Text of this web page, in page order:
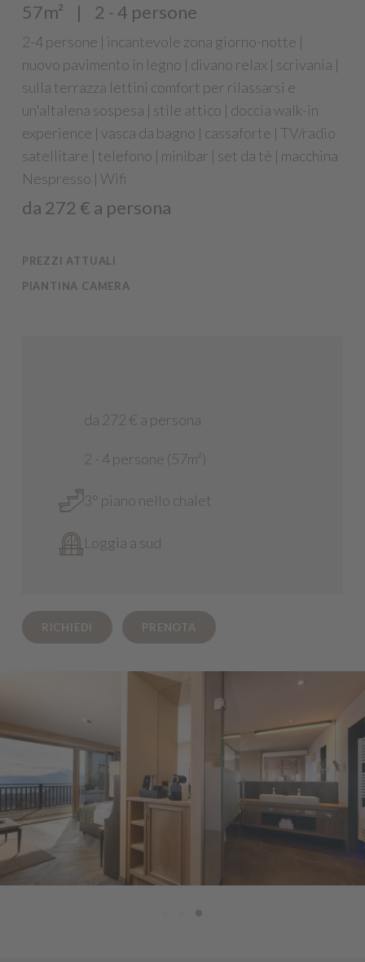
57m² | 2 - 4 persone
2-4 persone | incantevole zona giorno-notte |
nuovo pavimento in legno | divano relax | scrivania |
sulla terrazza lettini comfort per rilassarsi e
un'altalena sospesa | stile attico | doccia walk-in
experience | vasca da bagno | cassaforte | TV/radio
satellitare | telefono | minibar | set da tè | macchina
Nespresso | Wifi
da 272 € a persona
PREZZI ATTUALI
PIANTINA CAMERA
da 272 € a persona
2 - 4 persone (57m²)
3° piano nello chalet
Loggia a sud
RICHIEDI PRENOTA